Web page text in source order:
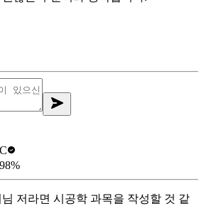
98%
저라면 시공학 과목을 작성할 것 같